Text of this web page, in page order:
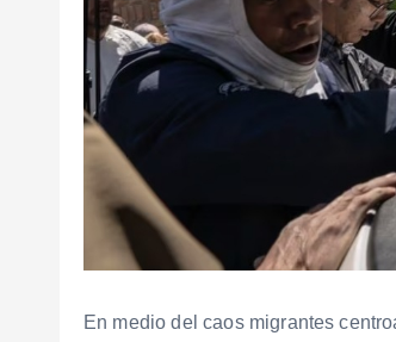
En medio del caos migrantes